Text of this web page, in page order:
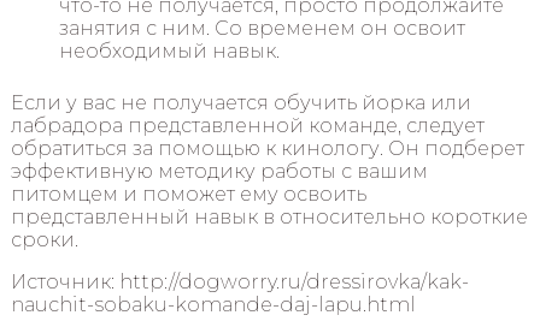
что-то не получается, просто продолжайте
занятия с ним. Со временем он освоит
необходимый навык.
Если у вас не получается обучить йорка или
лабрадора представленной команде, следует
обратиться за помощью к кинологу. Он подберет
эффективную методику работы с вашим
питомцем и поможет ему освоить
представленный навык в относительно короткие
сроки.
Источник: http://dogworry.ru/dressirovka/kak-
nauchit-sobaku-komande-daj-lapu.html